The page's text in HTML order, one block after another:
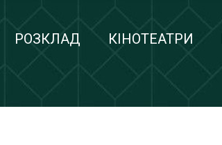
РОЗКЛАД КІНОТЕАТРИ